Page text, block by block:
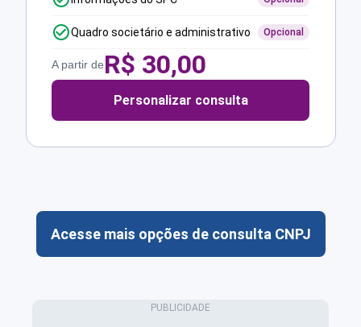
Quadro societário e administrativo Opcional
A partir deR$ 30,00
Personalizar consulta
Acesse mais opções de consulta CNPJ